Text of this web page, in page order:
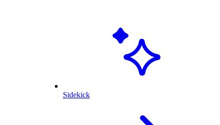
Sidekick